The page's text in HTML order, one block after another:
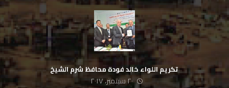
‏ تكريم اللواء خالد فودة محافظ شرم الشيخ
٢٠ سبتمبر، ٢٠١٧